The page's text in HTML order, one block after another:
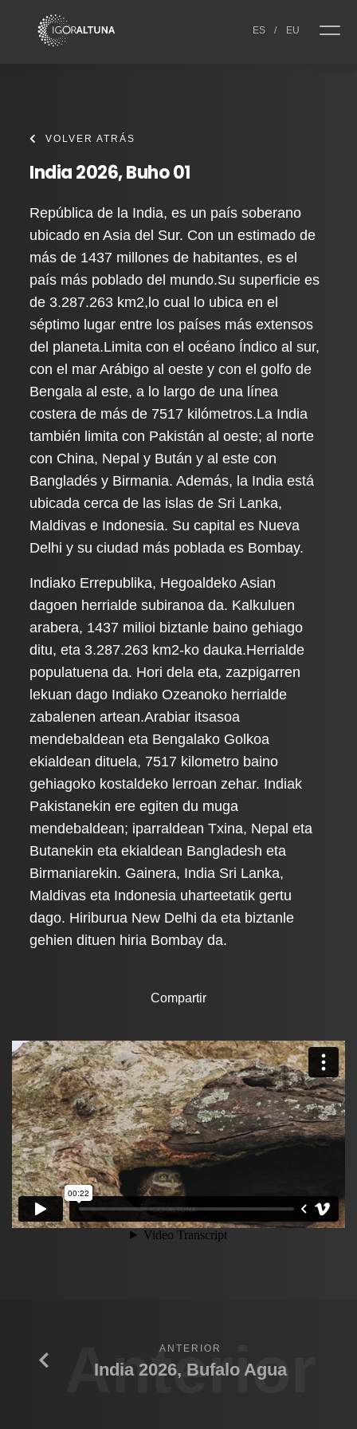
ES / EU
VOLVER ATRÁS
India 2026, Buho 01
República de la India, es un país soberano
ubicado en Asia del Sur. Con un estimado de
más de 1437 millones de habitantes, es el
país más poblado del mundo.Su superficie es
de 3.287.263 km2,lo cual lo ubica en el
séptimo lugar entre los países más extensos
del planeta.Limita con el océano Índico al sur,
con el mar Arábigo al oeste y con el golfo de
Bengala al este, a lo largo de una línea
costera de más de 7517 kilómetros.La India
también limita con Pakistán al oeste; al norte
con China, Nepal y Bután y al este con
Bangladés y Birmania. Además, la India está
ubicada cerca de las islas de Sri Lanka,
Maldivas e Indonesia. Su capital es Nueva
Delhi y su ciudad más poblada es Bombay.
Indiako Errepublika, Hegoaldeko Asian
dagoen herrialde subiranoa da. Kalkuluen
arabera, 1437 milioi biztanle baino gehiago
ditu, eta 3.287.263 km2-ko dauka.Herrialde
populatuena da. Hori dela eta, zazpigarren
lekuan dago Indiako Ozeanoko herrialde
zabalenen artean.Arabiar itsasoa
mendebaldean eta Bengalako Golkoa
ekialdean dituela, 7517 kilometro baino
gehiagoko kostaldeko lerroan zehar. Indiak
Pakistanekin ere egiten du muga
mendebaldean; iparraldean Txina, Nepal eta
Butanekin eta ekialdean Bangladesh eta
Birmaniarekin. Gainera, India Sri Lanka,
Maldivas eta Indonesia uharteetatik gertu
dago. Hiriburua New Delhi da eta biztanle
gehien dituen hiria Bombay da.
Compartir
Anterior
ANTERIOR
India 2026, Bufalo Agua